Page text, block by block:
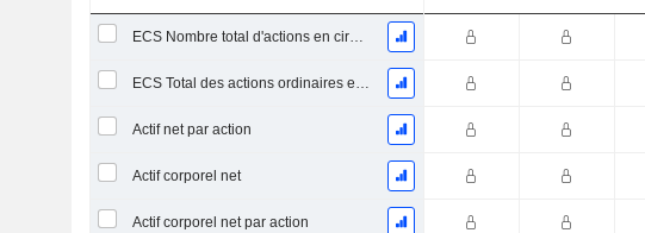
ECS Nombre total d'actions en circulation à la date de dépôt
ECS Total des actions ordinaires en circulation
Actif net par action
Actif corporel net
Actif corporel net par action